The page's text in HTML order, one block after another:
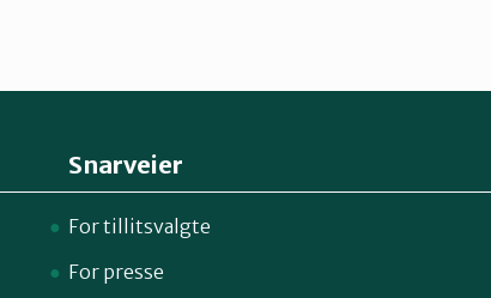
Snarveier
For tillitsvalgte
For presse